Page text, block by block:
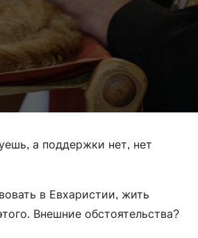
а поддержки нет, нет
в Евхаристии, жить
Внешние обстоятельства?